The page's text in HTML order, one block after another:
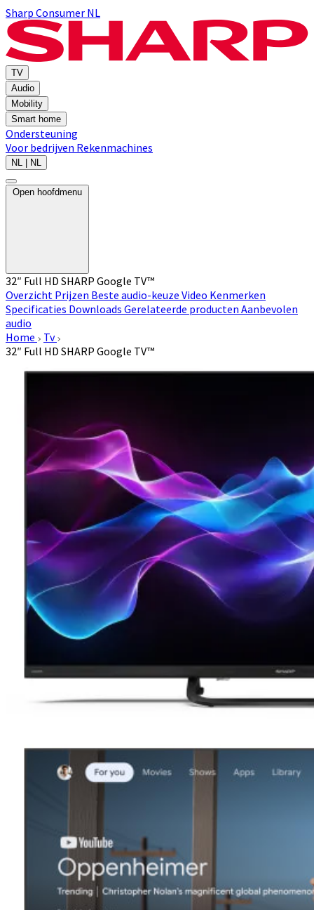
Sharp Consumer NL
TV
Audio
Mobility
Smart home
Ondersteuning
Voor bedrijven Rekenmachines
NL | NL
Open hoofdmenu
32″ Full HD SHARP Google TV™
Overzicht Prijzen Beste audio-keuze Video Kenmerken
Specificaties Downloads Gerelateerde producten Aanbevolen
audio
Home
Tv
32″ Full HD SHARP Google TV™